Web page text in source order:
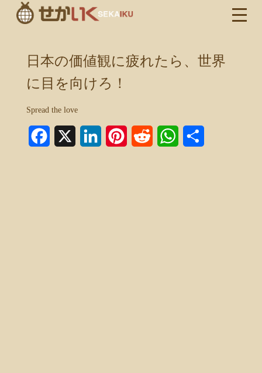
日本の価値観に疲れたら、世界
に目を向けろ！
Spread the love
Facebook LinkedInPinterest Reddit WhatsApp